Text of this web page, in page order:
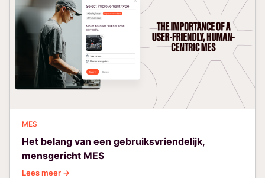
MES
Het belang van een gebruiksvriendelijk,
mensgericht MES
Lees meer →